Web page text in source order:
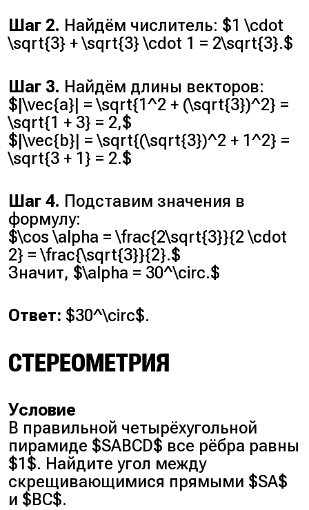
Шаг 2. Найдём числитель: $1 \cdot
\sqrt{3} + \sqrt{3} \cdot 1 = 2\sqrt{3}.$
Шаг 3. Найдём длины векторов:
$|\vec{a}| = \sqrt{1^2 + (\sqrt{3})^2} =
\sqrt{1 + 3} = 2,$
$|\vec{b}| = \sqrt{(\sqrt{3})^2 + 1^2} =
\sqrt{3 + 1} = 2.$
Шаг 4. Подставим значения в
формулу:
$\cos \alpha = \frac{2\sqrt{3}}{2 \cdot
2} = \frac{\sqrt{3}}{2}.$
Значит, $\alpha = 30^\circ.$
Ответ: $30^\circ$.
СТЕРЕОМЕТРИЯ
Условие
В правильной четырёхугольной
пирамиде $SABCD$ все рёбра равны
$1$. Найдите угол между
скрещивающимися прямыми $SA$
и $BC$.